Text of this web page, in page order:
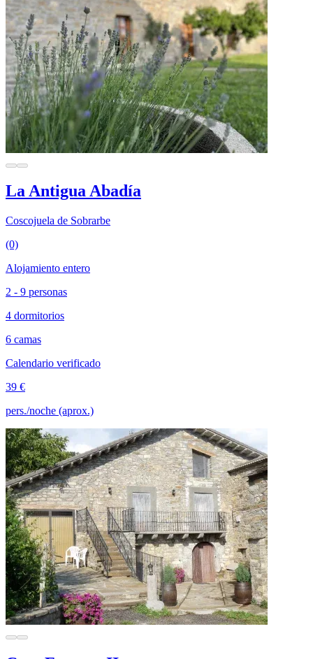
La Antigua Abadía
Coscojuela de Sobrarbe
(0)
Alojamiento entero
2 - 9 personas
4 dormitorios
6 camas
Calendario verificado
39 €
pers./noche (aprox.)